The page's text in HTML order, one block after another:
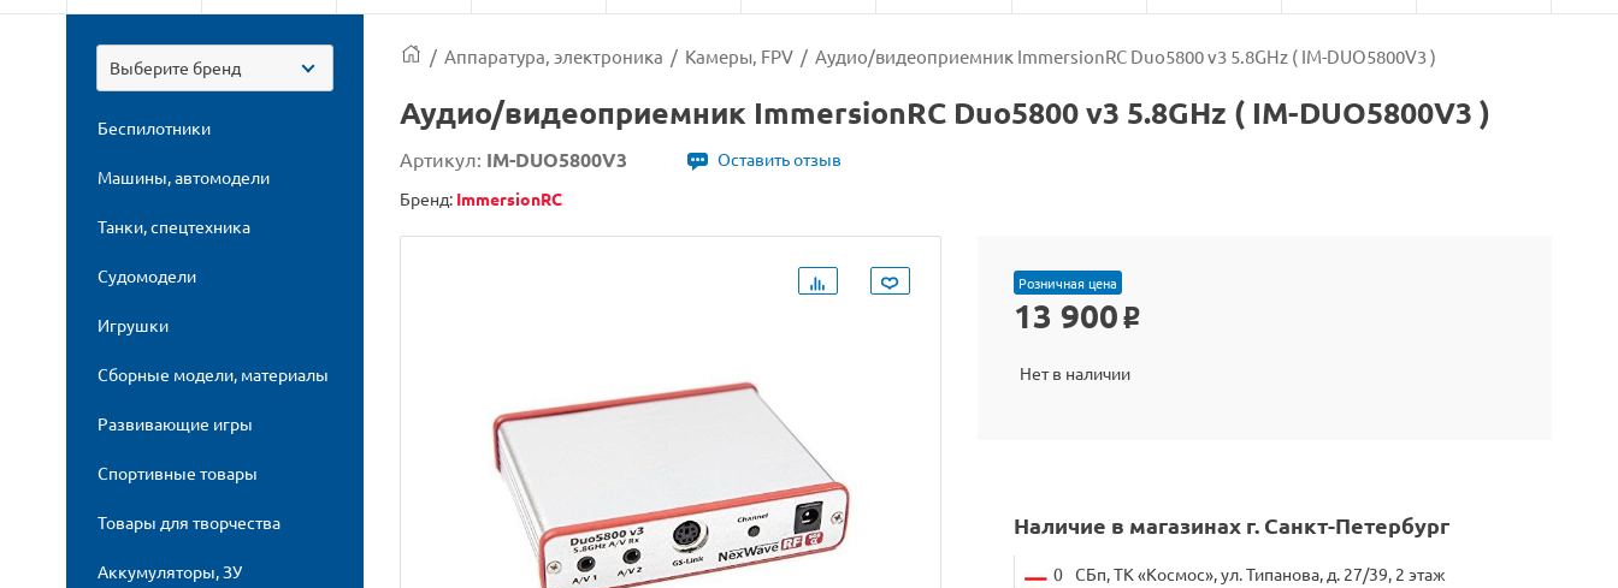
Выберите бренд
Беспилотники
Машины, автомодели
Танки, спецтехника
Судомодели
Игрушки
Сборные модели, материалы
Развивающие игры
Спортивные товары
Товары для творчества
Аккумуляторы, ЗУ
/ Аппаратура, электроника / Камеры, FPV / Аудио/видеоприемник ImmersionRC Duo5800 v3 5.8GHz ( IM-DUO5800V3 )
Аудио/видеоприемник ImmersionRC Duo5800 v3 5.8GHz ( IM-DUO5800V3 )
Артикул: IM-DUO5800V3
Оставить отзыв
Бренд: ImmersionRC
Розничная цена
13 900 o
Нет в наличии
Наличие в магазинах г. Санкт-Петербург
0 СБп, ТК «Космос», ул. Типанова, д. 27/39, 2 этаж